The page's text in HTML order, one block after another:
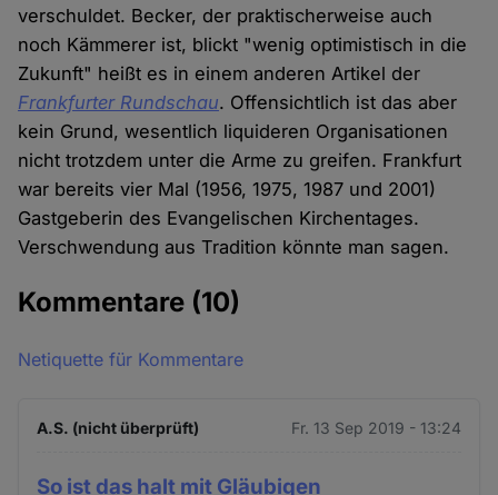
verschuldet. Becker, der praktischerweise auch
noch Kämmerer ist, blickt "wenig optimistisch in die
Zukunft" heißt es in einem anderen Artikel der
Frankfurter Rundschau. Offensichtlich ist das aber
kein Grund, wesentlich liquideren Organisationen
nicht trotzdem unter die Arme zu greifen. Frankfurt
war bereits vier Mal (1956, 1975, 1987 und 2001)
Gastgeberin des Evangelischen Kirchentages.
Verschwendung aus Tradition könnte man sagen.
Kommentare (10)
Netiquette für Kommentare
A.S. (nicht überprüft) Fr. 13 Sep 2019 - 13:24
So ist das halt mit Gläubigen